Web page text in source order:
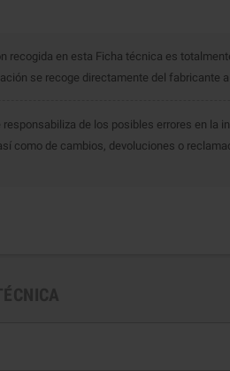
recogida en esta Ficha técnica es
se recoge directamente del fabricante
responsabiliza de los posibles errores en la
como de cambios, devoluciones o